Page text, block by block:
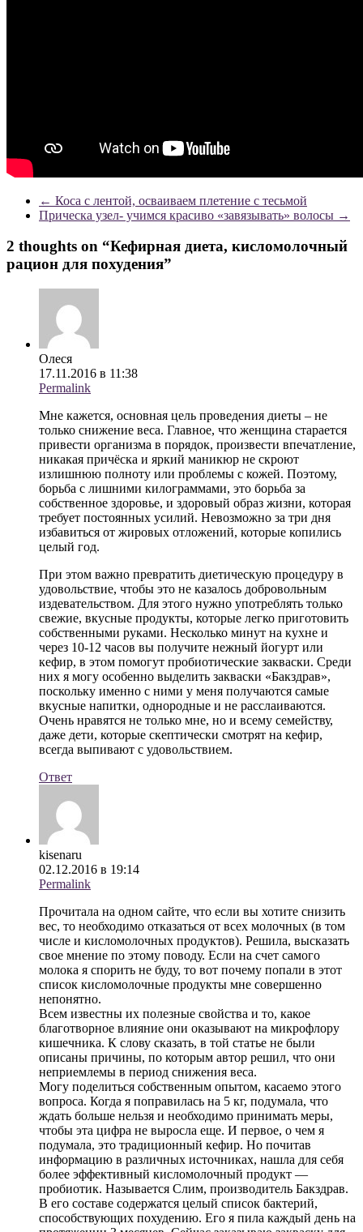
← Коса с лентой, осваиваем плетение с тесьмой
Прическа узел- учимся красиво «завязывать» волосы →
2 thoughts on “Кефирная диета, кисломолочный
рацион для похудения”
Олеся
17.11.2016 в 11:38
Permalink
Мне кажется, основная цель проведения диеты – не
только снижение веса. Главное, что женщина старается
привести организма в порядок, произвести впечатление,
никакая причёска и яркий маникюр не скроют
излишнюю полноту или проблемы с кожей. Поэтому,
борьба с лишними килограммами, это борьба за
собственное здоровье, и здоровый образ жизни, которая
требует постоянных усилий. Невозможно за три дня
избавиться от жировых отложений, которые копились
целый год.
При этом важно превратить диетическую процедуру в
удовольствие, чтобы это не казалось добровольным
издевательством. Для этого нужно употреблять только
свежие, вкусные продукты, которые легко приготовить
собственными руками. Несколько минут на кухне и
через 10-12 часов вы получите нежный йогурт или
кефир, в этом помогут пробиотические закваски. Среди
них я могу особенно выделить закваски «Бакздрав»,
поскольку именно с ними у меня получаются самые
вкусные напитки, однородные и не расслаиваются.
Очень нравятся не только мне, но и всему семейству,
даже дети, которые скептически смотрят на кефир,
всегда выпивают с удовольствием.
Ответ
kisenaru
02.12.2016 в 19:14
Permalink
Прочитала на одном сайте, что если вы хотите снизить
вес, то необходимо отказаться от всех молочных (в том
числе и кисломолочных продуктов). Решила, высказать
свое мнение по этому поводу. Если на счет самого
молока я спорить не буду, то вот почему попали в этот
список кисломолочные продукты мне совершенно
непонятно.
Всем известны их полезные свойства и то, какое
благотворное влияние они оказывают на микрофлору
кишечника. К слову сказать, в той статье не были
описаны причины, по которым автор решил, что они
неприемлемы в период снижения веса.
Могу поделиться собственным опытом, касаемо этого
вопроса. Когда я поправилась на 5 кг, подумала, что
ждать больше нельзя и необходимо принимать меры,
чтобы эта цифра не выросла еще. И первое, о чем я
подумала, это традиционный кефир. Но почитав
информацию в различных источниках, нашла для себя
более эффективный кисломолочный продукт —
пробиотик. Называется Слим, производитель Бакздрав.
В его составе содержатся целый список бактерий,
способствующих похудению. Его я пила каждый день на